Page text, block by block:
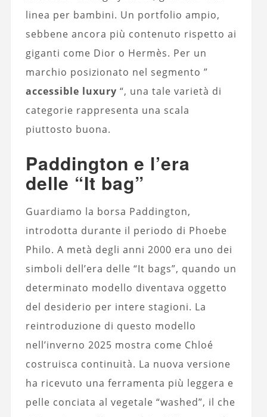
linea per bambini. Un portfolio ampio,
sebbene ancora più contenuto rispetto ai
giganti come Dior o Hermès. Per un
marchio posizionato nel segmento ”
accessible luxury “, una tale varietà di
categorie rappresenta una scala
piuttosto buona.
Paddington e l’era
delle “It bag”
Guardiamo la borsa Paddington,
introdotta durante il periodo di Phoebe
Philo. A metà degli anni 2000 era uno dei
simboli dell’era delle “It bags”, quando un
determinato modello diventava oggetto
del desiderio per intere stagioni. La
reintroduzione di questo modello
nell’inverno 2025 mostra come Chloé
costruisca continuità. La nuova versione
ha ricevuto una ferramenta più leggera e
pelle conciata al vegetale “washed”, il che